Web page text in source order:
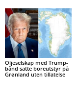
Oljeselskap med Trump-
bånd satte boreutstyr på
Grønland uten tillatelse